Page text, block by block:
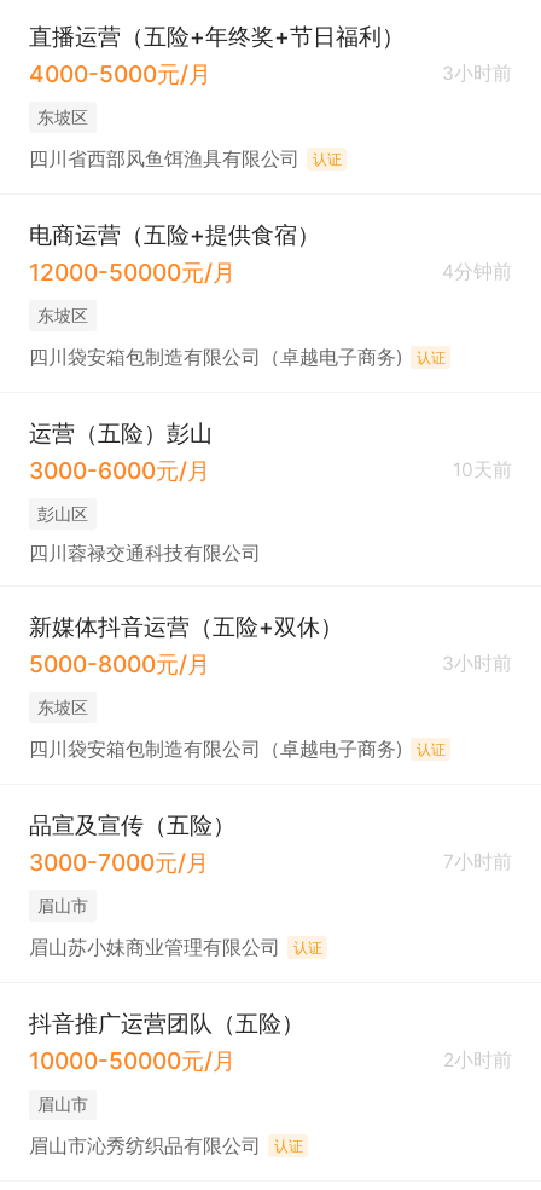
直播运营（五险+年终奖+节日福利）
4000-5000元/月
3小时前
东坡区
四川省西部风鱼饵渔具有限公司 认证
电商运营（五险+提供食宿）
12000-50000元/月
4分钟前
东坡区
四川袋安箱包制造有限公司（卓越电子商务) 认证
运营（五险）彭山
3000-6000元/月
10天前
彭山区
四川蓉禄交通科技有限公司
新媒体抖音运营（五险+双休）
5000-8000元/月
3小时前
东坡区
四川袋安箱包制造有限公司（卓越电子商务) 认证
品宣及宣传（五险）
3000-7000元/月
7小时前
眉山市
眉山苏小妹商业管理有限公司 认证
抖音推广运营团队（五险）
10000-50000元/月
2小时前
眉山市
眉山市沁秀纺织品有限公司 认证